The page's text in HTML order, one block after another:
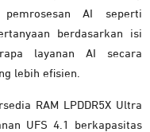
AI seperti
berdasarkan isi
layanan AI secara
lebih efisien.
RAM LPDDR5X Ultra
UFS 4.1 berkapasitas